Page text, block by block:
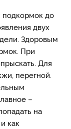
подкормок до
двух
Здоровым
При
Для
перегной.
–
на
как